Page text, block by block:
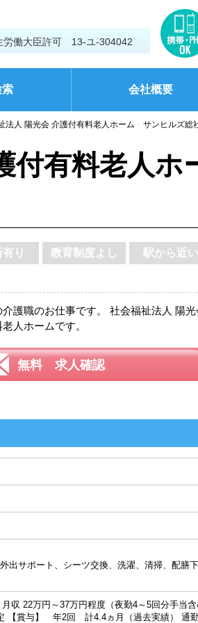
労働大臣許可 13-ユ-304042
索 会社概要
法人 陽光会 介護付有料老人ホーム サンヒルズ総
付有料老人
り 教育制度よし 駅から近い
護職のお仕事です。 社会福祉法人 陽
人ホームです。
無料 求人確認
出サポート、シーツ交換、洗濯、清掃、配
収 22万円～37万円程度（夜勤4～5回分手当
【賞与】 年2回 計4.4ヵ月（過去実績） 通